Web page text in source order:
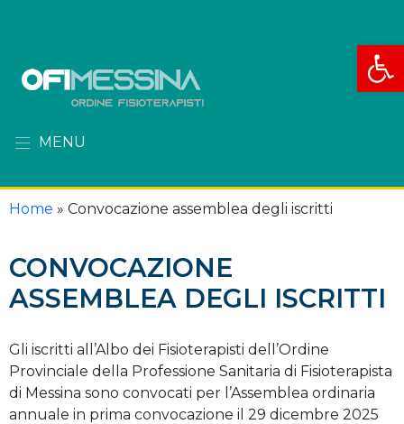
Apri
MENU
Home » Convocazione assemblea degli iscritti
CONVOCAZIONE
ASSEMBLEA DEGLI ISCRITTI
Gli iscritti all’Albo dei Fisioterapisti dell’Ordine
Provinciale della Professione Sanitaria di Fisioterapista
di Messina sono convocati per l’Assemblea ordinaria
annuale in prima convocazione il 29 dicembre 2025